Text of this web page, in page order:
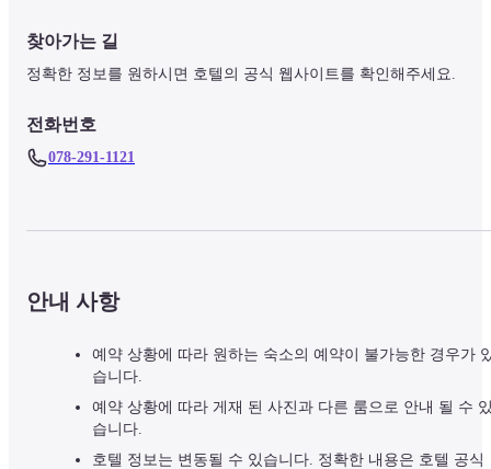
찾아가는 길
정확한 정보를 원하시면 호텔의 공식 웹사이트를 확인해주세요.
전화번호
078-291-1121
안내 사항
예약 상황에 따라 원하는 숙소의 예약이 불가능한 경우가
습니다.
예약 상황에 따라 게재 된 사진과 다른 룸으로 안내 될 수
습니다.
호텔 정보는 변동될 수 있습니다. 정확한 내용은 호텔 공식